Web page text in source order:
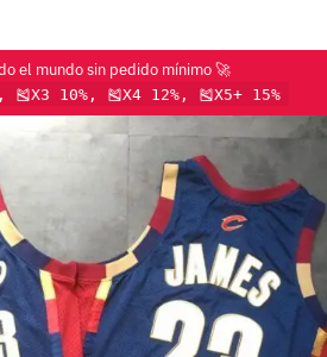
el mundo sin pedido mínimo 🚀
🎽X3 10%, 🎽X4 12%, 🎽X5+ 15%